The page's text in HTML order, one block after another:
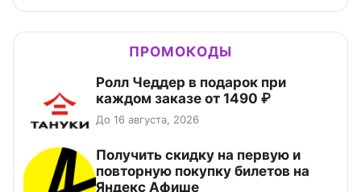
ПРОМОКОДЫ
Ролл Чеддер в подарок при
каждом заказе от 1490 ₽
До 16 августа, 2026
Получить скидку на первую и
повторную покупку билетов на
Яндекс Афише